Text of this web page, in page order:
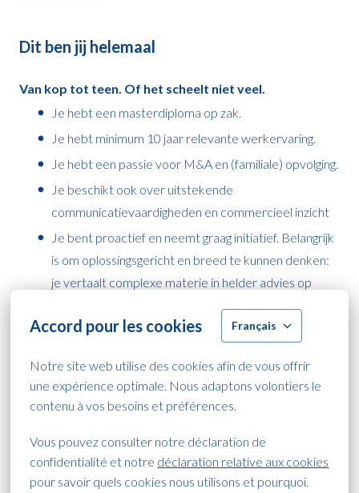
Accord pour les cookies Français
Notre site web utilise des cookies afin de vous offrir
une expérience optimale. Nous adaptons volontiers le
contenu à vos besoins et préférences.
Vous pouvez consulter notre déclaration de
confidentialité et notre déclaration relative aux cookies
pour savoir quels cookies nous utilisons et pourquoi.
Dit ben jij helemaal
Van kop tot teen. Of het scheelt niet veel.
Je hebt een masterdiploma op zak.
Je hebt minimum 10 jaar relevante werkervaring.
Je hebt een passie voor M&A en (familiale) opvolging.
Je beschikt ook over uitstekende
communicatievaardigheden en commercieel inzicht
Je bent proactief en neemt graag initiatief. Belangrijk
is om oplossingsgericht en breed te kunnen denken:
je vertaalt complexe materie in helder advies op
Je bent een teamplayer die ook graag zelfstandig
je moedertaal Nederlands. Daarnaast heb je een
Je bent bereid om bij gelegenheid ‘s avonds
beschikbaar te zijn voor klantengesprekken,